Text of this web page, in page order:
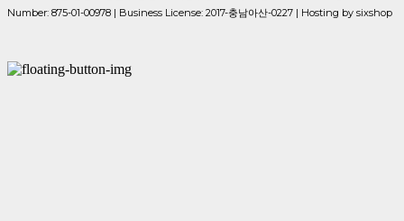
Number: 875-01-00978 | Business License: 2017-충남아산-0227 | Hosting by sixshop